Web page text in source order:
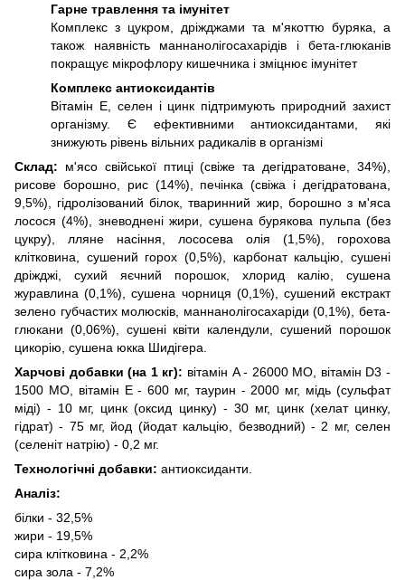
Гарне травлення та імунітет
Комплекс з цукром, дріжджами та м'якоттю буряка, а
також наявність маннанолігосахарідів і бета-глюканів
покращує мікрофлору кишечника і зміцнює імунітет
Комплекс антиоксидантів
Вітамін Е, селен і цинк підтримують природний захист
організму. Є ефективними антиоксидантами, які
знижують рівень вільних радикалів в організмі
Склад: м'ясо свійської птиці (свіже та дегідратоване, 34%),
рисове борошно, рис (14%), печінка (свіжа і дегідратована,
9,5%), гідролізований білок, тваринний жир, борошно з м'яса
лосося (4%), зневоднені жири, сушена бурякова пульпа (без
цукру), лляне насіння, лососева олія (1,5%), горохова
клітковина, сушений горох (0,5%), карбонат кальцію, сушені
дріжджі, сухий яєчний порошок, хлорид калію, сушена
журавлина (0,1%), сушена чорниця (0,1%), сушений екстракт
зелено губчастих молюсків, маннанолігосахаріди (0,1%), бета-
глюкани (0,06%), сушені квіти календули, сушений порошок
цикорію, сушена юкка Шидігера.
Харчові добавки (на 1 кг): вітамін A - 26000 MО, вітамін D3 -
1500 MО, вітамін E - 600 мг, таурин - 2000 мг, мідь (сульфат
міді) - 10 мг, цинк (оксид цинку) - 30 мг, цинк (хелат цинку,
гідрат) - 75 мг, йод (йодат кальцію, безводний) - 2 мг, селен
(селеніт натрію) - 0,2 мг.
Технологічні добавки: антиоксиданти.
Аналіз:
білки - 32,5%
жири - 19,5%
сира клітковина - 2,2%
сира зола - 7,2%